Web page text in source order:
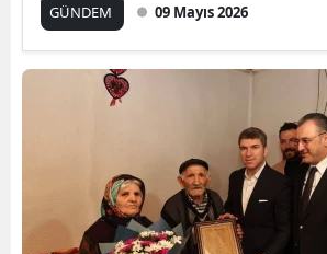
GÜNDEM 09 Mayıs 2026